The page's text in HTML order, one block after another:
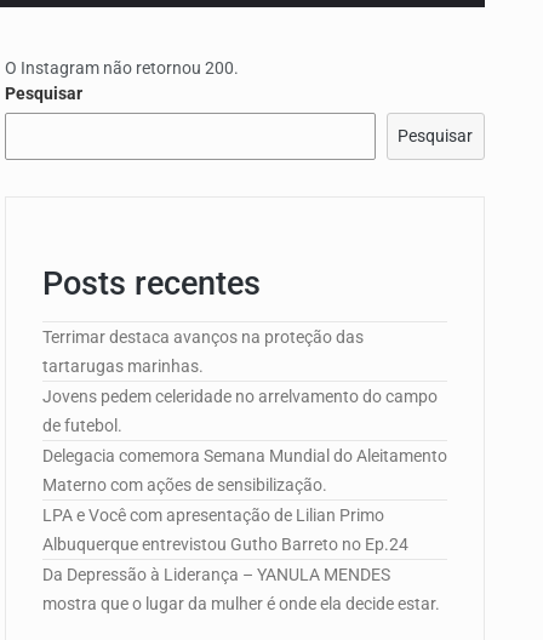
de…
O Instagram não retornou 200.
Pesquisar
Pesquisar
Posts recentes
Terrimar destaca avanços na proteção das
tartarugas marinhas.
Jovens pedem celeridade no arrelvamento do campo
de futebol.
Delegacia comemora Semana Mundial do Aleitamento
Materno com ações de sensibilização.
LPA e Você com apresentação de Lilian Primo
Albuquerque entrevistou Gutho Barreto no Ep.24
Da Depressão à Liderança – YANULA MENDES
mostra que o lugar da mulher é onde ela decide estar.